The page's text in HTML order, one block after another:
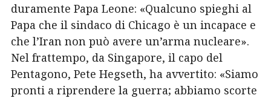
duramente Papa Leone: «Qualcuno spieghi al
Papa che il sindaco di Chicago è un incapace e
che l’Iran non può avere un’arma nucleare».
Nel frattempo, da Singapore, il capo del
Pentagono, Pete Hegseth, ha avvertito: «Siamo
pronti a riprendere la guerra; abbiamo scorte